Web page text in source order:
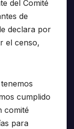
del Comité
de
declara por
el censo,
cumplido
comité
para